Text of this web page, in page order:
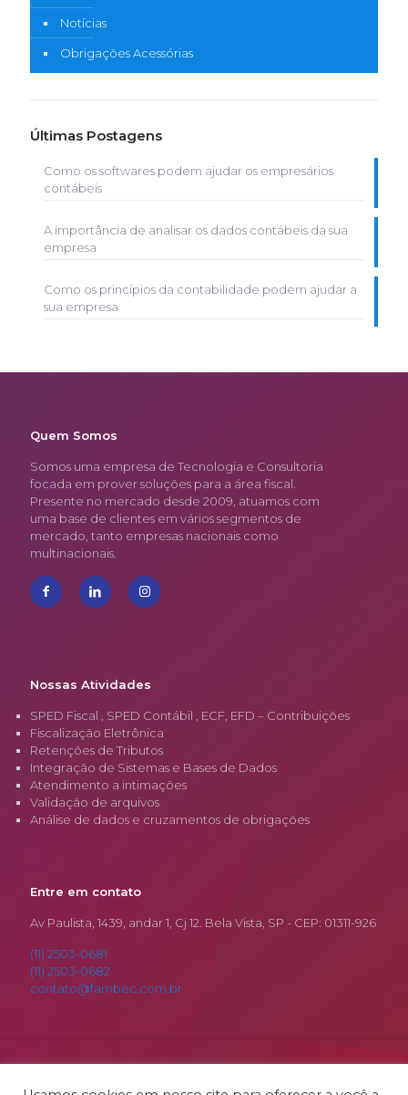
Notícias
Obrigações Acessórias
Últimas Postagens
Como os softwares podem ajudar os empresários
contábeis
A importância de analisar os dados contábeis da sua
empresa
Como os princípios da contabilidade podem ajudar a
sua empresa
Quem Somos
Somos uma empresa de Tecnologia e Consultoria
focada em prover soluções para a área fiscal.
Presente no mercado desde 2009, atuamos com
uma base de clientes em vários segmentos de
mercado, tanto empresas nacionais como
multinacionais.
Nossas Atividades
SPED Fiscal , SPED Contábil , ECF, EFD – Contribuições
Fiscalização Eletrônica
Retenções de Tributos
Integração de Sistemas e Bases de Dados
Atendimento a intimações
Validação de arquivos
Análise de dados e cruzamentos de obrigações
Entre em contato
Av Paulista, 1439, andar 1, Cj 12. Bela Vista, SP - CEP: 01311-926
(11) 2503-0681
(11) 2503-0682
contato@fambec.com.br
Desenvolvido por RSamurai